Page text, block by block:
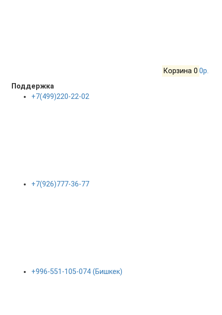
Корзина 0 0р.
Поддержка
+7(499)220-22-02
+7(926)777-36-77
+996-551-105-074 (Бишкек)